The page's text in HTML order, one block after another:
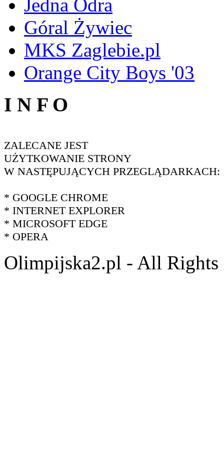
Jedna Odra
Góral Żywiec
MKS Zaglebie.pl
Orange City Boys '03
I N F O
ZALECANE JEST
UŻYTKOWANIE STRONY
W NASTĘPUJĄCYCH PRZEGLĄDARKACH:
* GOOGLE CHROME
* INTERNET EXPLORER
* MICROSOFT EDGE
* OPERA
Olimpijska2.pl - All Rights